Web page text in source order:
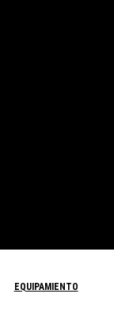
EQUIPAMIENTO